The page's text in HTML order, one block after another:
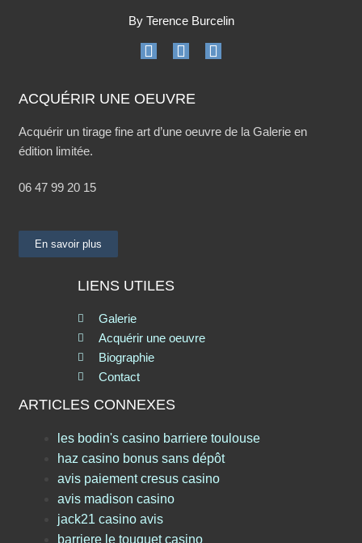
By Terence Burcelin
ACQUÉRIR UNE OEUVRE
Acquérir un tirage fine art d’une oeuvre de la Galerie en
édition limitée.
06 47 99 20 15
En savoir plus
LIENS UTILES
Galerie
Acquérir une oeuvre
Biographie
Contact
ARTICLES CONNEXES
les bodin's casino barriere toulouse
haz casino bonus sans dépôt
avis paiement cresus casino
avis madison casino
jack21 casino avis
barriere le touquet casino